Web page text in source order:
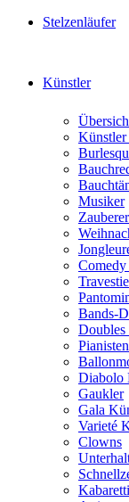
Stelzenläufer
Künstler
Künstler
Musiker
Bands-
Diabolo
Gaukler
Gala
Varieté
Clowns